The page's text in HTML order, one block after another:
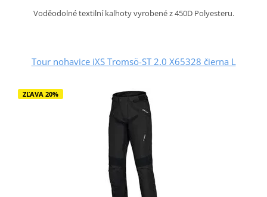
Voděodolné textilní kalhoty vyrobené z 450D Polyesteru.
Tour nohavice iXS Tromsö-ST 2.0 X65328 čierna L
ZĽAVA 20%